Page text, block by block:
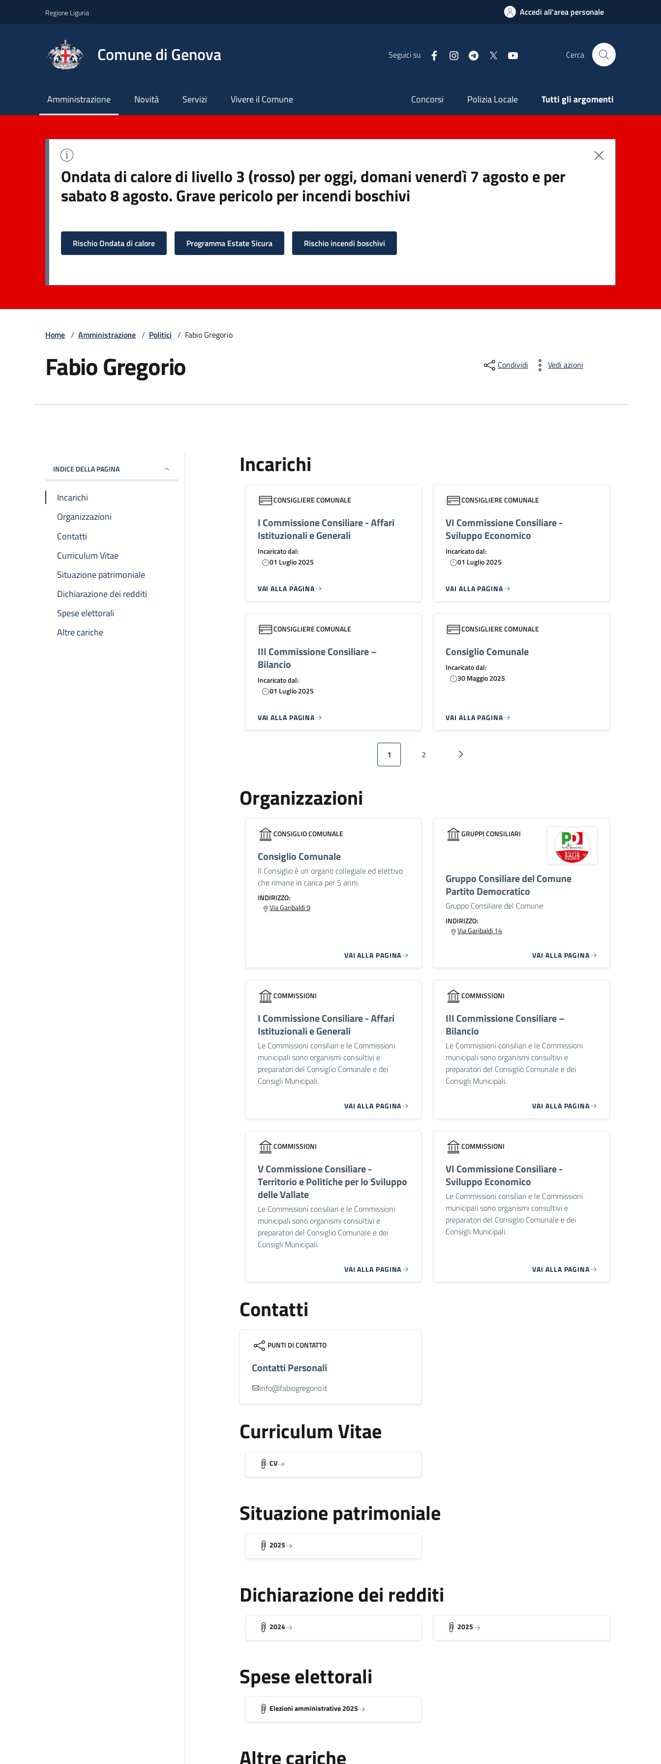
Regione Liguria Accedi all'area personale
Comune di Genova Seguici su FacebookInstagramTelegram Cerca
Principale
Amministrazione Novità Servizi Vivere il Comune Secondaria
Concorsi Polizia Locale Tutti gli argomenti
Ondata di calore di livello 3 (rosso) per oggi, domani venerdì 7 agosto e per
sabato 8 agosto. Grave pericolo per incendi boschivi
Rischio Ondata di calore Programma Estate Sicura Rischio incendi boschivi
Home / Amministrazione / Politici / Fabio Gregorio
Fabio Gregorio Condividi Vedi azioni
INDICE DELLA PAGINA
Incarichi
Organizzazioni
Contatti
Curriculum Vitae
Situazione patrimoniale
Dichiarazione dei redditi
Spese elettorali
Altre cariche
Incarichi
CONSIGLIERE COMUNALE
I Commissione Consiliare - Affari
Istituzionali e Generali
Incaricato dal:
01 Luglio 2025
VAI ALLA PAGINA
CONSIGLIERE COMUNALE
VI Commissione Consiliare -
Sviluppo Economico
Incaricato dal:
01 Luglio 2025
VAI ALLA PAGINA
CONSIGLIERE COMUNALE
III Commissione Consiliare –
Bilancio
Incaricato dal:
01 Luglio 2025
VAI ALLA PAGINA
CONSIGLIERE COMUNALE
Consiglio Comunale
Incaricato dal:
30 Maggio 2025
VAI ALLA PAGINA
Pagina attuale
1 Pagina
2 Pagina successiva
Organizzazioni
CONSIGLIO COMUNALE
Consiglio Comunale
Il Consiglio è un organo collegiale ed elettivo
che rimane in carica per 5 anni.
INDIRIZZO:
Via Garibaldi 9
VAI ALLA PAGINA
GRUPPI CONSILIARI
Gruppo Consiliare del Comune
Partito Democratico
Gruppo Consiliare del Comune
INDIRIZZO:
Via Garibaldi 14
VAI ALLA PAGINA
COMMISSIONI
I Commissione Consiliare - Affari
Istituzionali e Generali
Le Commissioni consiliari e le Commissioni
municipali sono organismi consultivi e
preparatori del Consiglio Comunale e dei
Consigli Municipali.
VAI ALLA PAGINA
COMMISSIONI
III Commissione Consiliare –
Bilancio
Le Commissioni consiliari e le Commissioni
municipali sono organismi consultivi e
preparatori del Consiglio Comunale e dei
Consigli Municipali.
VAI ALLA PAGINA
COMMISSIONI
V Commissione Consiliare -
Territorio e Politiche per lo Sviluppo
delle Vallate
Le Commissioni consiliari e le Commissioni
municipali sono organismi consultivi e
preparatori del Consiglio Comunale e dei
Consigli Municipali.
VAI ALLA PAGINA
COMMISSIONI
VI Commissione Consiliare -
Sviluppo Economico
Le Commissioni consiliari e le Commissioni
municipali sono organismi consultivi e
preparatori del Consiglio Comunale e dei
Consigli Municipali.
VAI ALLA PAGINA
Contatti
PUNTI DI CONTATTO
Contatti Personali
info@fabiogregorio.it
Curriculum Vitae
CV
Situazione patrimoniale
2025
Dichiarazione dei redditi
2024 2025
Spese elettorali
Elezioni amministrative 2025
Altre cariche